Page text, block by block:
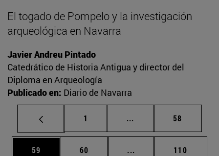
El togado de Pompelo y la investigación
arqueológica en Navarra
Javier Andreu Pintado
Catedrático de Historia Antigua y director del
Diploma en Arqueología
Publicado en: Diario de Navarra
Página
1 ... Páginas intermedias
Página
58
Página
59 Página
60 ... Páginas intermedias
Página
110